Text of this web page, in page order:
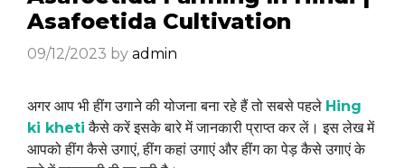
Asafoetida Cultivation
09/12/2023 by admin
अगर आप भी हींग उगाने की योजना बना रहे हैं तो सबसे पहले Hing
ki kheti कैसे करें इसके बारे में जानकारी प्राप्त कर लें। इस लेख में
आपको हींग कैसे उगाएं, हींग कहां उगाएं और हींग का पेड़ कैसे उगाएं के